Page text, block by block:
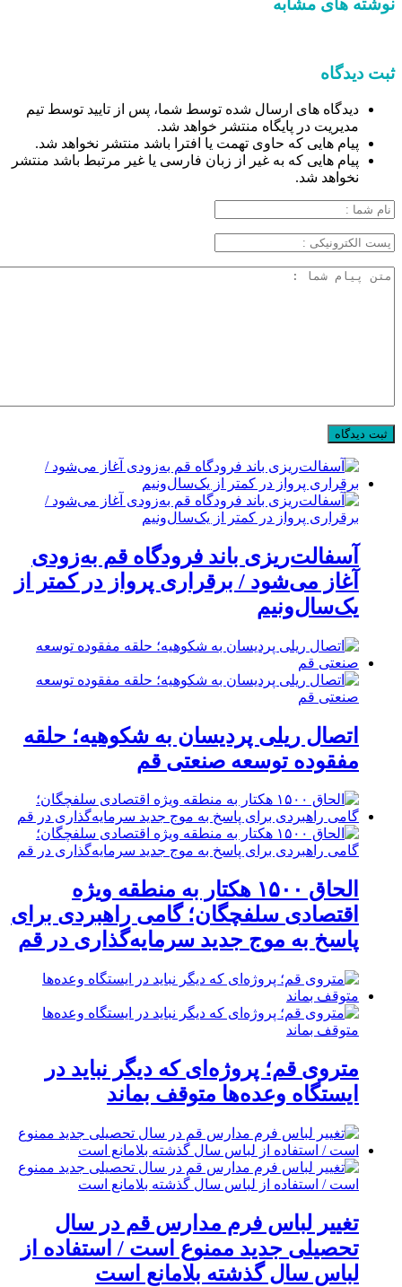
ثبت دیدگاه
دیدگاه های ارسال شده توسط شما، پس از تایید توسط تیم
مدیریت در پایگاه منتشر خواهد شد.
پیام هایی که حاوی تهمت یا افترا باشد منتشر نخواهد شد.
پیام هایی که به غیر از زبان فارسی یا غیر مرتبط باشد منتشر
نخواهد شد.
آسفالت‌ریزی باند فرودگاه قم به‌زودی
آغاز می‌شود / برقراری پرواز در کمتر از
یک‌سال‌ونیم
اتصال ریلی پردیسان به شکوهیه؛ حلقه
مفقوده توسعه صنعتی قم
الحاق ۱۵۰۰ هکتار به منطقه ویژه
اقتصادی سلفچگان؛ گامی راهبردی برای
پاسخ به موج جدید سرمایه‌گذاری در قم
متروی قم؛ پروژه‌ای که دیگر نباید در
ایستگاه وعده‌ها متوقف بماند
تغییر لباس فرم مدارس قم در سال
تحصیلی جدید ممنوع است / استفاده از
لباس سال گذشته بلامانع است